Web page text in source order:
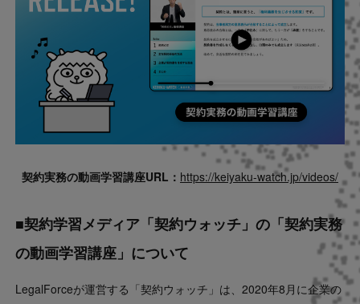
契約実務の動画学習講座URL： https://keiyaku-watch.jp/videos/
■契約学習メディア「契約ウォッチ」の「契約実務
の動画学習講座」について
LegalForceが運営する「契約ウォッチ」は、2020年8月に企業の